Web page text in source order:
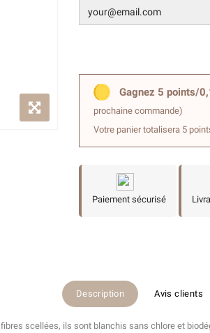
Gagnez 5 points/
prochaine commande)
Votre panier totalisera 5
Paiement sécurisé
Description Avis clients
scellées, ils sont blanchis sans chlore et